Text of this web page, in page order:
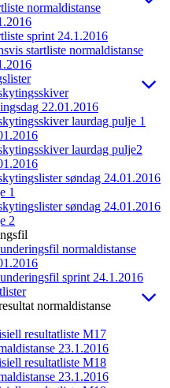
normaldistanse
sprint 24.1.2016
startliste normaldistanse
22.01.2016
laurdag pulje 1
laurdag pulje2
søndag 24.01.2016
1
søndag 24.01.2016
2
normaldistanse
sprint 24.1.2016
normaldistanse
resultatliste M17
23.1.2016
resultatliste M18
23.1.2016